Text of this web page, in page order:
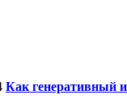
Как генеративный